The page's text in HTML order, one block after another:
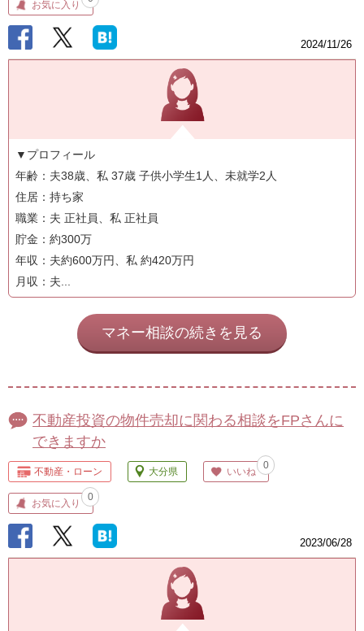
お気に入り
2024/11/26
▼プロフィール
年齢：夫38歳、私 37歳 子供小学生1人、未就学2人
住居：持ち家
職業：夫 正社員、私 正社員
貯金：約300万
年収：夫約600万円、私 約420万円
月収：夫...
マネー相談の続きを見る
不動産投資の物件売却に関わる相談をFPさんに
できますか
不動産・ローン 大分県 いいね
0
お気に入り
0
2023/06/28